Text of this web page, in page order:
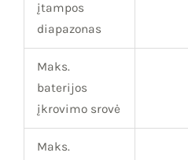
įtampos
diapazonas
Maks.
baterijos
įkrovimo srovė
Maks.